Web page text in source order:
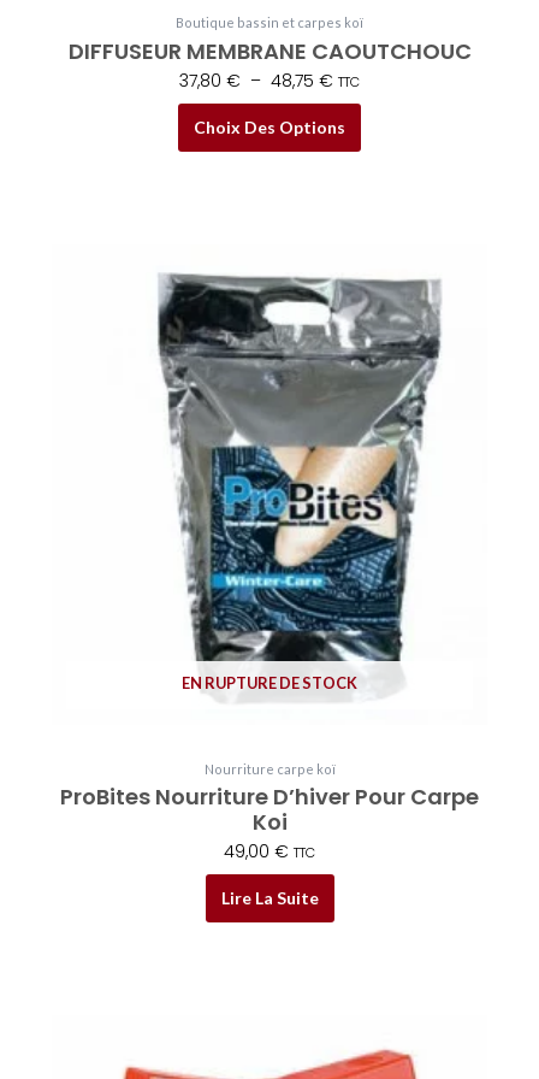
Boutique bassin et carpes koï
DIFFUSEUR MEMBRANE CAOUTCHOUC
37,80 € – 48,75 € TTC
Choix Des Options
être
choisies
page
EN RUPTURE DE STOCK
Nourriture carpe koï
ProBites Nourriture D’hiver Pour Carpe
Koi
49,00 € TTC
Lire La Suite
de produit